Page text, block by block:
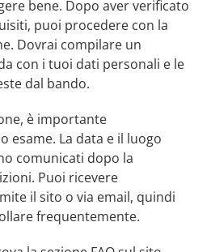
bene. Dopo aver verificato
puoi procedere con la
Dovrai compilare un
con i tuoi dati personali e le
dal bando.
è importante
esame. La data e il luogo
comunicati dopo la
Puoi ricevere
il sito o via email, quindi
frequentemente.